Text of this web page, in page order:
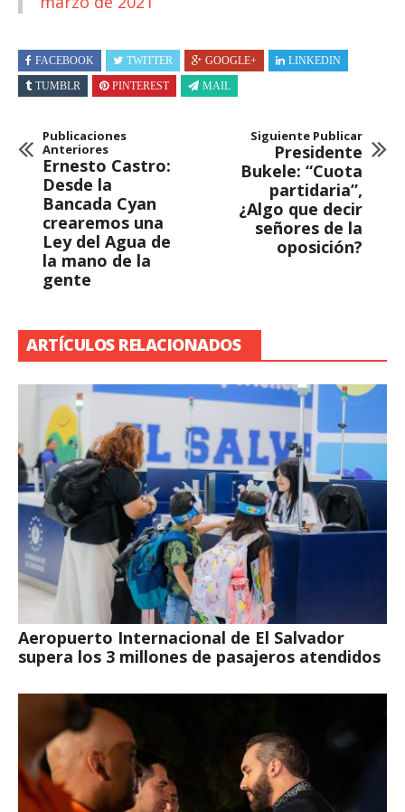
FACEBOOK TWITTER GOOGLE+
LINKEDIN
TUMBLR
PINTEREST MAIL
Publicaciones
Anteriores
Ernesto Castro:
Desde la
Bancada Cyan
crearemos una
Ley del Agua de
la mano de la
gente
Siguiente Publicar
Presidente
Bukele: “Cuota
partidaria”,
¿Algo que decir
señores de la
oposición?
ARTÍCULOS RELACIONADOS
Aeropuerto Internacional de El Salvador
supera los 3 millones de pasajeros atendidos